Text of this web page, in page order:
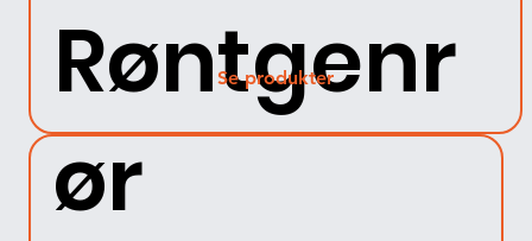
Røntgenr
ør
Se produkter